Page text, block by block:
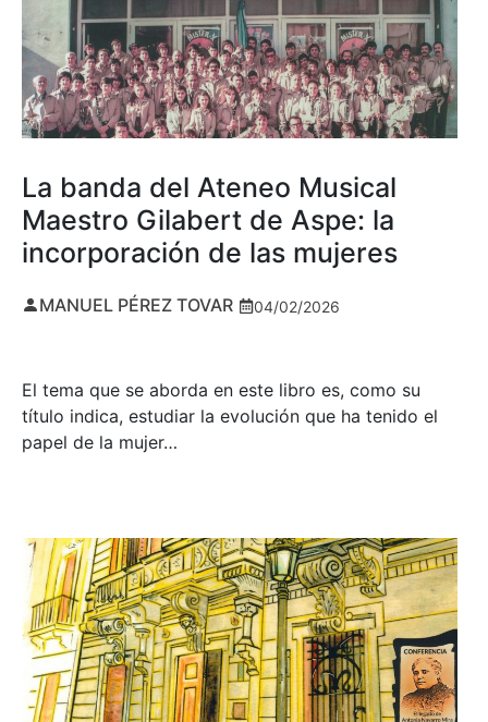
La banda del Ateneo Musical
Maestro Gilabert de Aspe: la
incorporación de las mujeres
MANUEL PÉREZ TOVAR 04/02/2026
El tema que se aborda en este libro es, como su
título indica, estudiar la evolución que ha tenido el
papel de la mujer…